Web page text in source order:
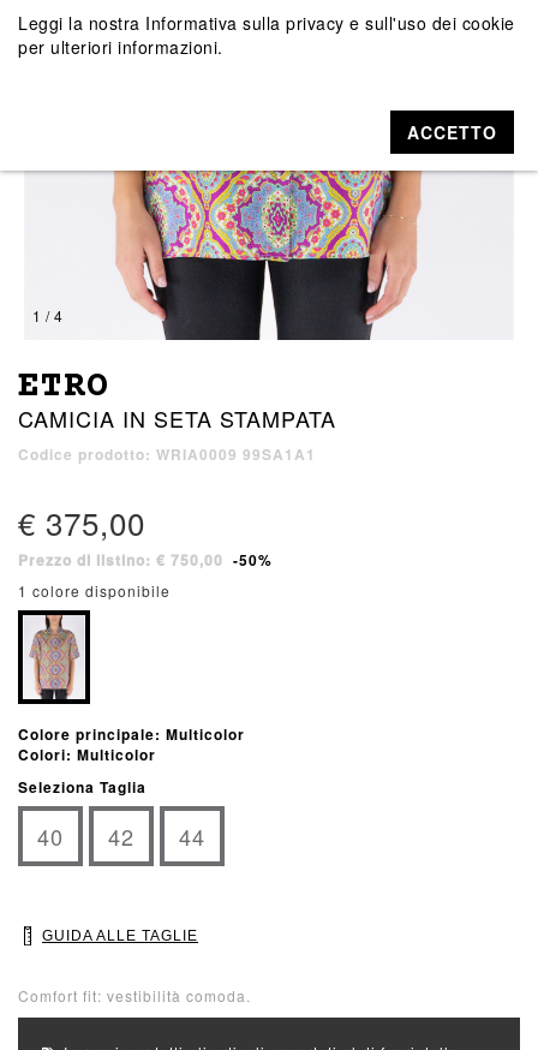
1 / 4
ETRO
CAMICIA IN SETA STAMPATA
Codice prodotto: WRIA0009 99SA1A1
€ 375,00
Prezzo di listino: € 750,00 -50%
1 colore disponibile
Colore principale: Multicolor
Colori: Multicolor
Seleziona Taglia
40 42 44
GUIDA ALLE TAGLIE
Comfort fit: vestibilità comoda.
Leggi la nostra Informativa sulla privacy e sull'uso dei cookie
per ulteriori informazioni.
ACCETTO